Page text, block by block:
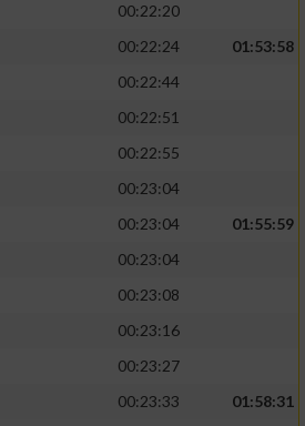
00:22:20
00:22:24
01:53:58
00:22:44
00:22:51
00:22:55
00:23:04
00:23:04
01:55:59
00:23:04
00:23:08
00:23:16
00:23:27
00:23:33
01:58:31